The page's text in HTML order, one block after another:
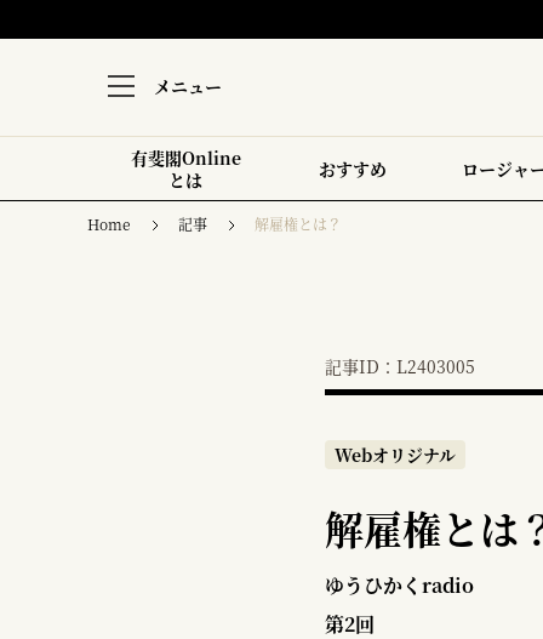
メニュー
有斐閣Online
とは
おすすめ ロージャ
Home 記事 解雇権とは？
記事ID：L2403005
Webオリジナル
解雇権とは
ゆうひかくradio
第2回